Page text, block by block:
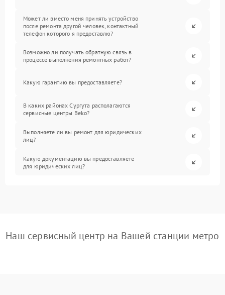
Может ли вместо меня принять устройство
после ремонта другой человек, контактный
телефон которого я предоставлю?
Возможно ли получать обратную связь в
процессе выполнения ремонтных работ?
Какую гарантию вы предоставляете?
В каких районах Сургута располагаются
сервисные центры Beko?
Выполняете ли вы ремонт для юридических
лиц?
Какую документацию вы предоставляете
для юридических лиц?
Наш сервисный центр на Вашей станции метро